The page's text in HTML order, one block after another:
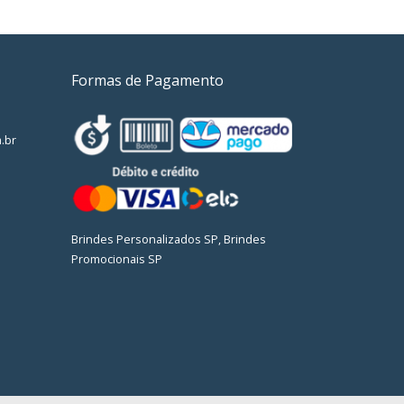
Formas de Pagamento
Brindes Personalizados SP, Brindes
Promocionais SP